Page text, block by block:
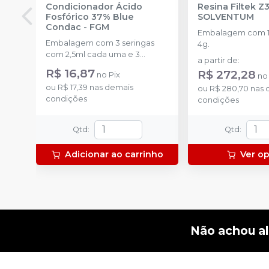
Condicionador Ácido
Fosfórico 37% Blue
Condac - FGM
Embalagem com 3 seringas
com 2,5ml cada uma e 3
R$ 16,87 no Pix
ou R$ 17,39 nas demais
condições
Qtd :
Adicionar ao carrinho
Resina Filtek
SOLVENTUM
Embalagem com
4g.
a partir de:
R$ 272,28 no
ou R$ 280,70 nas
condições
Qtd :
Ver
Não achou